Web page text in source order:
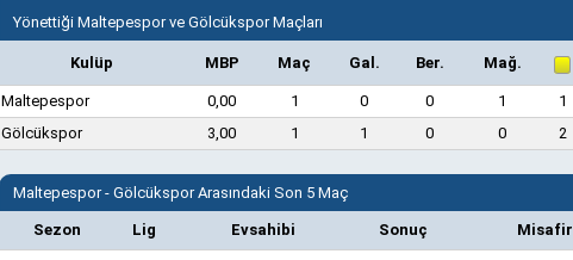
Yönettiği Maltepespor ve Gölcükspor Maçları
Kulüp MBP Maç Gal. Ber. Mağ.
Maltepespor 0,00 1 0 0 1 1
Gölcükspor
3,00 1 1 0 0 2
Maltepespor - Gölcükspor Arasındaki Son 5 Maç
Sezon Lig Evsahibi Sonuç Misafir